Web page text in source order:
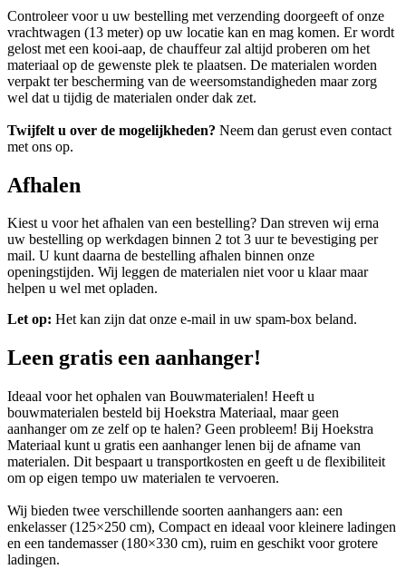
Controleer voor u uw bestelling met verzending doorgeeft of onze
vrachtwagen (13 meter) op uw locatie kan en mag komen. Er wordt
gelost met een kooi-aap, de chauffeur zal altijd proberen om het
materiaal op de gewenste plek te plaatsen. De materialen worden
verpakt ter bescherming van de weersomstandigheden maar zorg
wel dat u tijdig de materialen onder dak zet.
Twijfelt u over de mogelijkheden? Neem dan gerust even contact
met ons op.
Afhalen
Kiest u voor het afhalen van een bestelling? Dan streven wij erna
uw bestelling op werkdagen binnen 2 tot 3 uur te bevestiging per
mail. U kunt daarna de bestelling afhalen binnen onze
openingstijden. Wij leggen de materialen niet voor u klaar maar
helpen u wel met opladen.
Let op: Het kan zijn dat onze e-mail in uw spam-box beland.
Leen gratis een aanhanger!
Ideaal voor het ophalen van Bouwmaterialen! Heeft u
bouwmaterialen besteld bij Hoekstra Materiaal, maar geen
aanhanger om ze zelf op te halen? Geen probleem! Bij Hoekstra
Materiaal kunt u gratis een aanhanger lenen bij de afname van
materialen. Dit bespaart u transportkosten en geeft u de flexibiliteit
om op eigen tempo uw materialen te vervoeren.
Wij bieden twee verschillende soorten aanhangers aan: een
enkelasser (125×250 cm), Compact en ideaal voor kleinere ladingen
en een tandemasser (180×330 cm), ruim en geschikt voor grotere
ladingen.